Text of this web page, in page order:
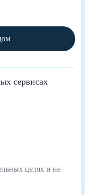
сервисах
целях и не